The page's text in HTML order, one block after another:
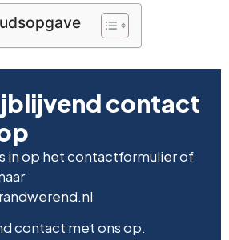
contact
in op het contactformulier of
contact met ons op.